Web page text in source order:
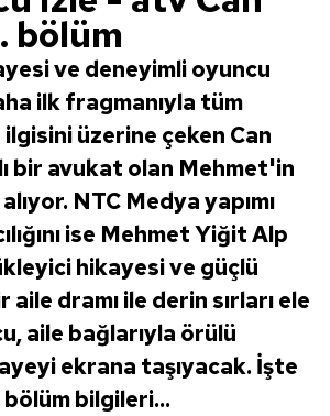
bölüm
ve deneyimli oyuncu
ilk fragmanıyla tüm
üzerine çeken Can
bir avukat olan Mehmet'in
NTC Medya yapımı
ise Mehmet Yiğit Alp
hikayesi ve güçlü
dramı ile derin sırları ele
aile bağlarıyla örülü
ekrana taşıyacak. İşte
bölüm bilgileri...